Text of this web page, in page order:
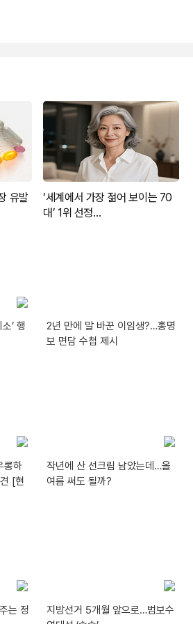
’ 행
2년 만에 말 바꾼 이임생?…홍명
보 면담 수첩 제시
롱하
[현
작년에 산 선크림 남았는데…올
여름 써도 될까?
는 정
지방선거 5개월 앞으로…범보수